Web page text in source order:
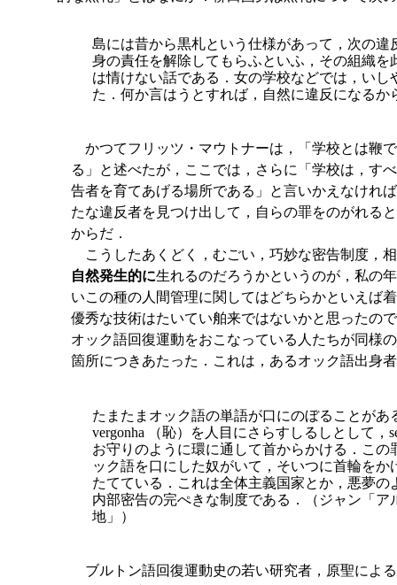
島には昔から黒札という仕様があって，次の違
身の責任を解除してもらふといふ，その組織を
は情けない話である．女の学校などでは，い
た．何か言はうとすれば，自然に違反になるか
かつてフリッツ・マウトナーは，「学校とは鞭
る」と述べたが，ここでは，さらに「学校は，す
告者を育てあげる場所である」と言いかえなけれ
たな違反者を見つけ出して，自らの罪をのがれる
からだ．
こうしたあくどく，むごい，巧妙な密告制度，
自然発生的に生れるのだろうかというのが，私の
いこの種の人間管理に関してはどちらかといえば
優秀な技術はたいてい舶来ではないかと思ったの
オック語回復運動をおこなっている人たちが同様
箇所につきあたった．これは，あるオック語出身
たまたまオック語の単語が口にのぼることがあ
vergonha （恥）を人目にさらすしるしとして，
お守りのように環に通して首からかける．こ
ック語を口にした奴がいて，そいつに首輪を
たてている．これは全体主義国家とか，悪夢の
内部密告の完ぺきな制度である．（ジャン「ア
地」）
ブルトン語回復運動史の若い研究者，原聖によ